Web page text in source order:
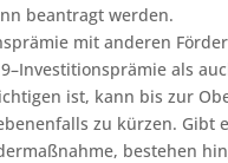
beantragt werden.
mit anderen
als
ist, kann bis zur
zu kürzen.
bestehen